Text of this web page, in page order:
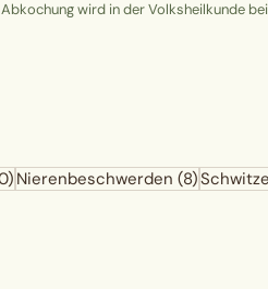
wird in der Volksheilkunde
Nierenbeschwerden (8)